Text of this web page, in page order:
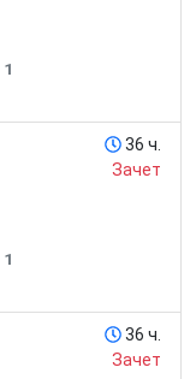
1
36 ч.
Зачет
1
36 ч.
Зачет